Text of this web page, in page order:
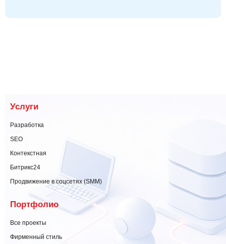
Услуги
Разработка
SEO
Контекстная
Битрикс24
Продвижение в соцсетях (SMM)
Портфолио
Все проекты
Фирменный стиль